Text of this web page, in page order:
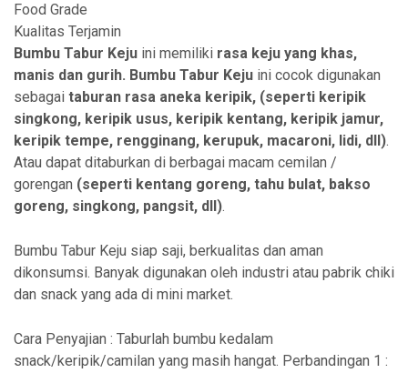
Food Grade
Kualitas Terjamin
Bumbu Tabur Keju ini memiliki rasa keju yang khas,
manis dan gurih. Bumbu Tabur Keju ini cocok digunakan
sebagai taburan rasa aneka keripik, (seperti keripik
singkong, keripik usus, keripik kentang, keripik jamur,
keripik tempe, rengginang, kerupuk, macaroni, lidi, dll).
Atau dapat ditaburkan di berbagai macam cemilan /
gorengan (seperti kentang goreng, tahu bulat, bakso
goreng, singkong, pangsit, dll).
Bumbu Tabur Keju siap saji, berkualitas dan aman
dikonsumsi. Banyak digunakan oleh industri atau pabrik chiki
dan snack yang ada di mini market.
Cara Penyajian : Taburlah bumbu kedalam
snack/keripik/camilan yang masih hangat. Perbandingan 1 :